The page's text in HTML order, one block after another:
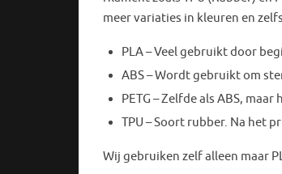
meer variaties in kleuren en
PLA – Veel gebruikt door
ABS – Wordt gebruikt om
PETG – Zelfde als ABS,
TPU – Soort rubber. Na het
Wij gebruiken zelf alleen maar